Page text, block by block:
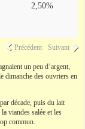
2,50%
Précédent Suivant
un peu d’argent,
dimanche des ouvriers en
décade, puis du lait
viandes salée et les
commun.